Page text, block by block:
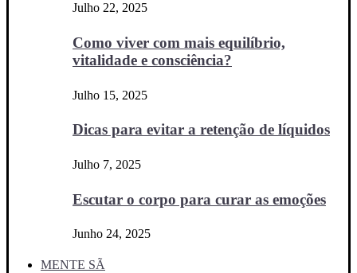
Julho 22, 2025
Como viver com mais equilíbrio,
vitalidade e consciência?
Julho 15, 2025
Dicas para evitar a retenção de líquidos
Julho 7, 2025
Escutar o corpo para curar as emoções
Junho 24, 2025
MENTE SÃ